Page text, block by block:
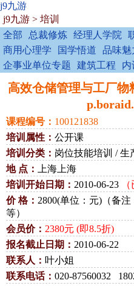
j9九游
j9九游 > 培训
全部
总裁修炼 经理人学院
商用心理学
国学悟道 品味魅
企事业单位专题
建筑工程 内
高效仓储管理与工厂物
课程编号： 100121838
培训属性： 公开课
培训分类： 岗位技能培训 / 生
地 点：
上海上海
培训开始日期： 2010-06-23
价 格： 2800(单位：元)（备
等）
会员价： 2380元 (即8.5折)
报名截止日期： 2010-06-22
联系人： 叶小姐
联系电话： 020-87560032